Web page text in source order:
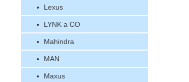
Lexus
LYNK a CO
Mahindra
MAN
Maxus